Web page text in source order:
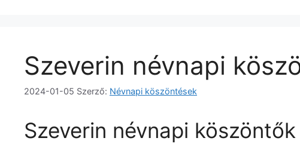
Szeverin névnapi
2024-01-05 Szerző: Névnapi köszöntések
Szeverin névnapi köszöntők